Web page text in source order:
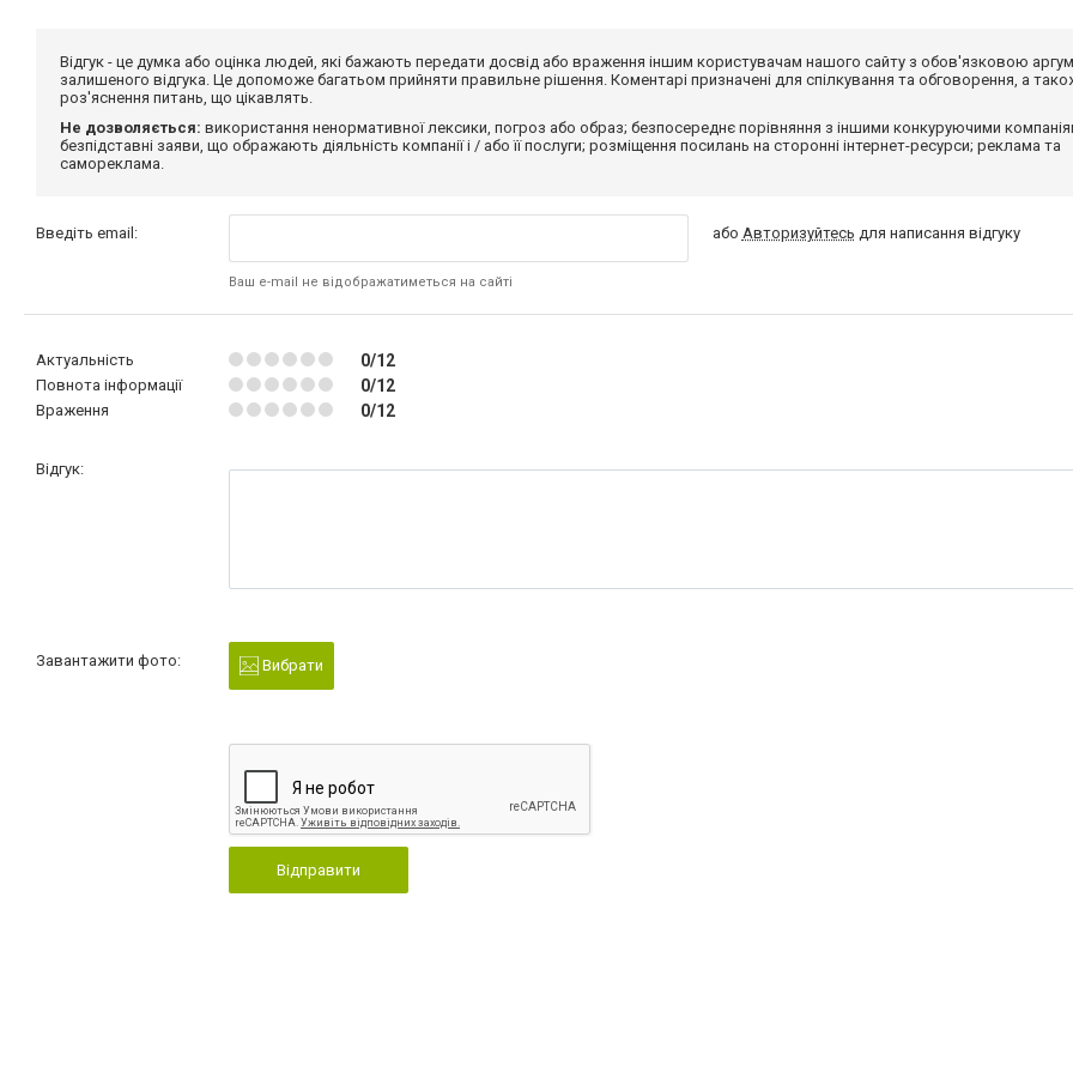
Відгук - це думка або оцінка людей, які бажають передати досвід або враження іншим користувачам нашого сайту з обов'язковою
залишеного відгука. Це допоможе багатьом прийняти правильне рішення. Коментарі призначені для спілкування та обговорення, а
роз'яснення питань, що цікавлять.
Не дозволяється: використання ненормативної лексики, погроз або образ; безпосереднє порівняння з іншими конкуруючими
безпідставні заяви, що ображають діяльність компанії і / або її послуги; розміщення посилань на сторонні інтернет-ресурси; реклама та
самореклама.
Введіть email:
Ваш e-mail не відображатиметься на сайті
або Авторизуйтесь для написання відгуку
Актуальність 0/12
Повнота інформації 0/12
Враження 0/12
Відгук:
Завантажити фото: Вибрати
Відправити